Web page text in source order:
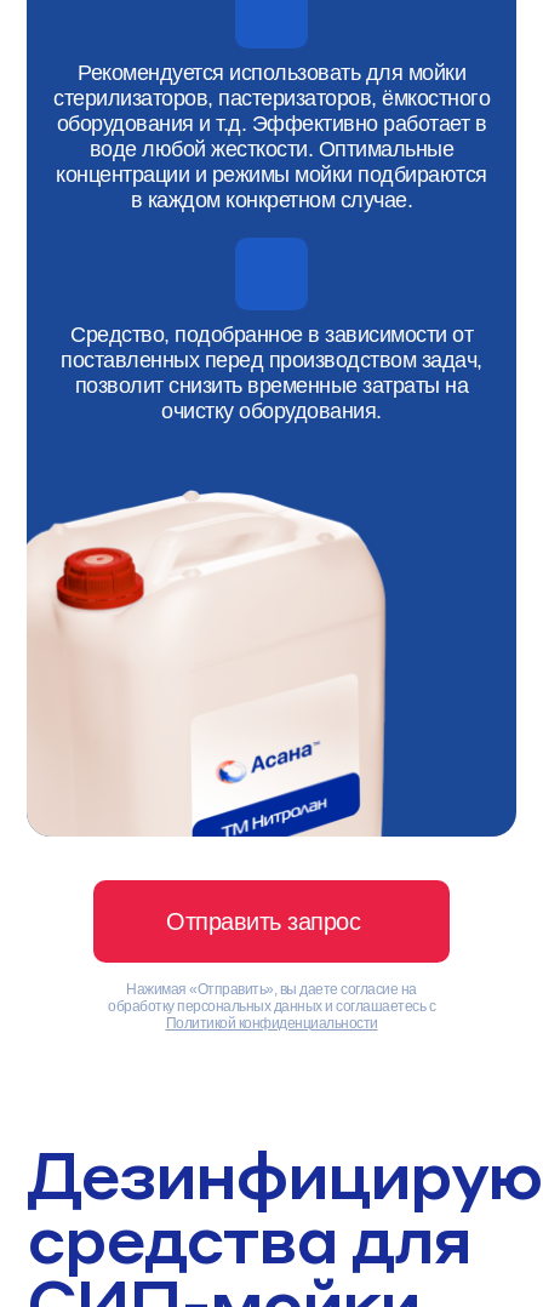
Рекомендуется использовать для мойки
стерилизаторов, пастеризаторов, ёмкостного
оборудования и т.д. Эффективно работает в
воде любой жесткости. Оптимальные
концентрации и режимы мойки подбираются
в каждом конкретном случае.
Средство, подобранное в зависимости от
поставленных перед производством задач,
позволит снизить временные затраты на
очистку оборудования.
Отправить запрос
Нажимая «Отправить», вы даете согласие на
обработку персональных данных и соглашаетесь с
Политикой конфиденциальности
средства для